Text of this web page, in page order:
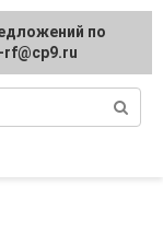
по
rf@cp9.ru